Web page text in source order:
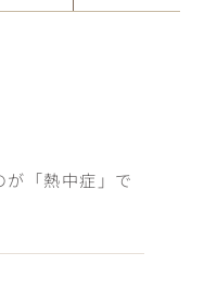
「熱中症」で